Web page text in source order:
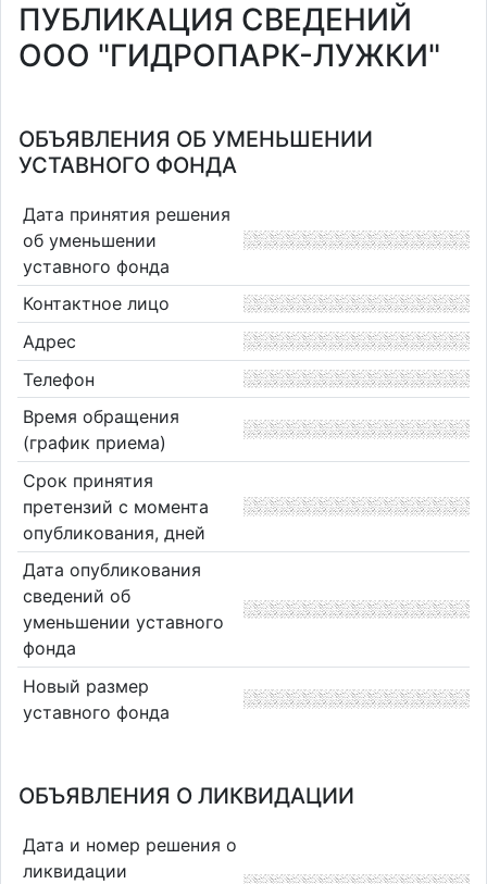
ПУБЛИКАЦИЯ СВЕДЕНИЙ
ООО "ГИДРОПАРК-ЛУЖКИ"
ОБЪЯВЛЕНИЯ ОБ УМЕНЬШЕНИИ
УСТАВНОГО ФОНДА
Дата принятия решения
об уменьшении
уставного фонда
Контактное лицо
Адрес
Телефон
Время обращения
(график приема)
Срок принятия
претензий с момента
опубликования, дней
Дата опубликования
сведений об
уменьшении уставного
фонда
Новый размер
уставного фонда
ОБЪЯВЛЕНИЯ О ЛИКВИДАЦИИ
Дата и номер решения о
ликвидации